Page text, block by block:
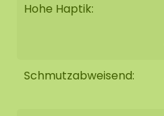
Hohe Haptik:
Schmutzabweisend: